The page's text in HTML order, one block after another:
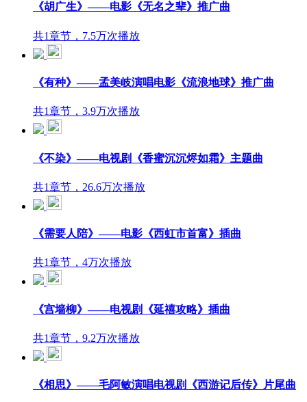
《胡广生》——电影《无名之辈》推广曲
共1章节，7.5万次播放
《有种》——孟美岐演唱电影《流浪地球》推广曲
共1章节，3.9万次播放
《不染》——电视剧《香蜜沉沉烬如霜》主题曲
共1章节，26.6万次播放
《需要人陪》——电影《西虹市首富》插曲
共1章节，4万次播放
《宫墙柳》——电视剧《延禧攻略》插曲
共1章节，9.2万次播放
《相思》——毛阿敏演唱电视剧《西游记后传》片尾曲